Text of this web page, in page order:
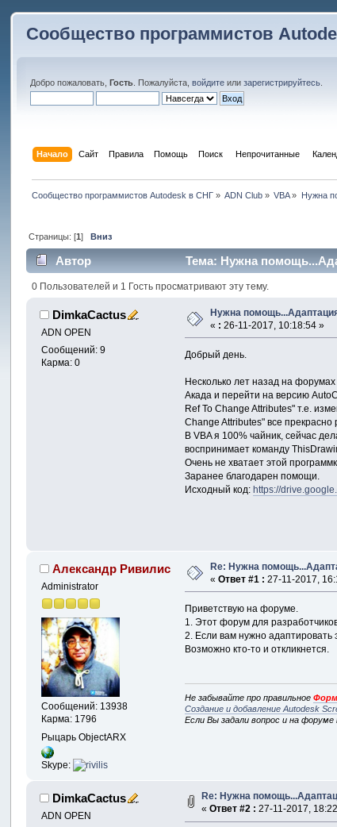
Сообщество программистов
Добро пожаловать,Гость . Пожалуйста,войдите илизарегистрируйтесь
Начало Сайт Правила Помощь Поиск Непрочитанные
Сообщество программистов Autodesk в СНГ» ADN Club » VBA» Нужна
Страницы: [1] Вниз
Автор Тема: Нужна
0 Пользователей и 1 Гость просматривают эту тему.
DimkaCactus
ADN OPEN
Сообщений: 9
Карма: 0
Нужна
« : 26-11-2017, 10:18:54 »
Добрый день.
Несколько лет назад на
Акада и перейти на версию
Ref To Change Attributes" т.е.
Change Attributes" все прекрасно
В VBA я 100% чайник, сейчас
воспринимает команду
Очень не хватает этой
Заранее благодарен помощи.
Исходный код:https://
Александр Ривилис
Administrator
Сообщений: 13938
Карма: 1796
Рыцарь ObjectARX
Skype:
Re: Нужна
«Ответ #1 : 27-11-2017,
Приветствую на форуме.
1. Этот форум для
2. Если вам нужно адаптировать
Возможно кто-то и откликнется.
Не забывайте про правильное
Создание и добавление Autodesk
Если Вы задали вопрос и на форуме
DimkaCactus
ADN OPEN
Re: Нужна
«Ответ #2 : 27-11-2017,